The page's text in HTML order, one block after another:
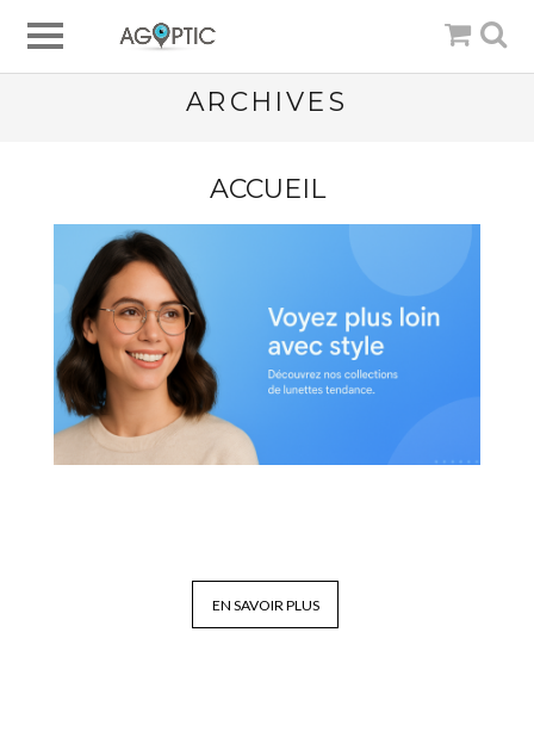
ARCHIVES
ACCUEIL
EN SAVOIR PLUS